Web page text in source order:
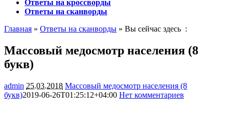
Ответы на кроссворды
Ответы на сканворды
Главная » Ответы на сканворды » Вы сейчас здесь :
Массовый медосмотр населения (8
букв)
admin 25.03.2018 Массовый медосмотр населения (8
букв)2019-06-26T01:25:12+04:00 Нет комментариев